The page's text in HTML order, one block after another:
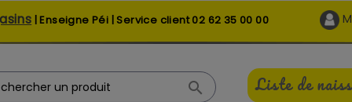
| Enseigne Péi | Service client02 62 35 00 00
Liste de
